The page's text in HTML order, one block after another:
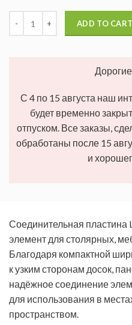
ADD TO CART
С 4 по 15 августа наш
будет временно
отпуском. Все заказы,
обработаны после 15
и
Соединительная пластина
элемент для столярных,
Благодаря компактной
к узким сторонам досок,
надёжное соединение
для использования в
пространством.